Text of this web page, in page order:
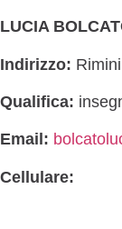
LUCIA
Indirizzo: Rimini
Qualifica:
Email:
Cellulare: